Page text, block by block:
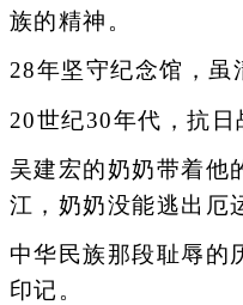
族的精神。
28年坚守纪念馆，虽
20世纪30年代，抗日
吴建宏的奶奶带着他
江，奶奶没能逃出厄
中华民族那段耻辱的
印记。